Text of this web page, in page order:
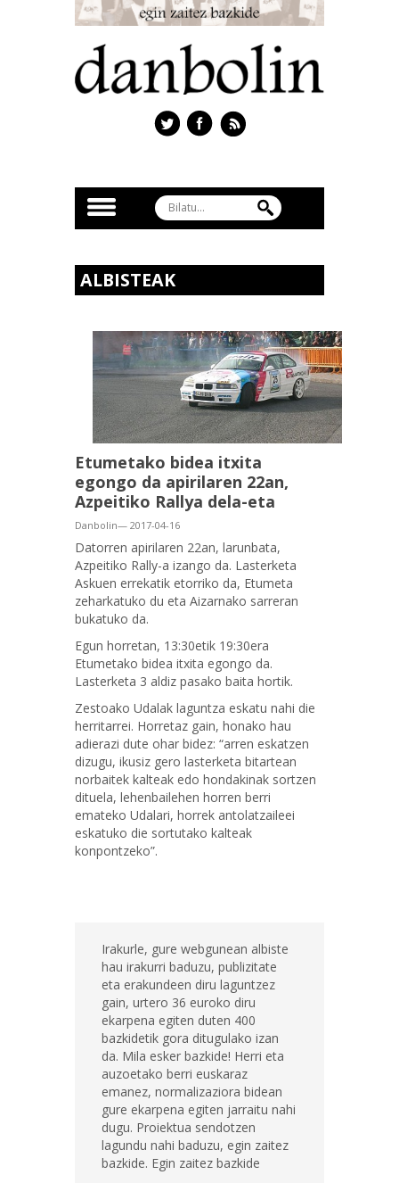
ALBISTEAK
Etumetako bidea itxita
egongo da apirilaren 22an,
Azpeitiko Rallya dela-eta
Danbolin— 2017-04-16
Datorren apirilaren 22an, larunbata,
Azpeitiko Rally-a izango da. Lasterketa
Askuen errekatik etorriko da, Etumeta
zeharkatuko du eta Aizarnako sarreran
bukatuko da.
Egun horretan, 13:30etik 19:30era
Etumetako bidea itxita egongo da.
Lasterketa 3 aldiz pasako baita hortik.
Zestoako Udalak laguntza eskatu nahi die
herritarrei. Horretaz gain, honako hau
adierazi dute ohar bidez: “arren eskatzen
dizugu, ikusiz gero lasterketa bitartean
norbaitek kalteak edo hondakinak sortzen
dituela, lehenbailehen horren berri
emateko Udalari, horrek antolatzaileei
eskatuko die sortutako kalteak
konpontzeko”.
Irakurle, gure webgunean albiste
hau irakurri baduzu, publizitate
eta erakundeen diru laguntzez
gain, urtero 36 euroko diru
ekarpena egiten duten 400
bazkidetik gora ditugulako izan
da. Mila esker bazkide! Herri eta
auzoetako berri euskaraz
emanez, normalizaziora bidean
gure ekarpena egiten jarraitu nahi
dugu. Proiektua sendotzen
lagundu nahi baduzu, egin zaitez
bazkide. Egin zaitez bazkide